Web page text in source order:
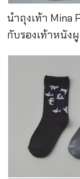
นำถุงเท้า Mina
กับรองเท้าหนัง